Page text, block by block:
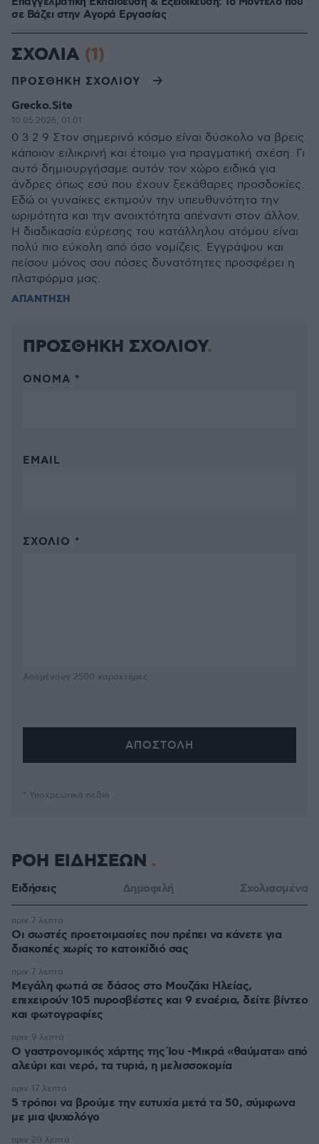
σε Bάζει στην Aγορά Eργασίας
ΣΧΟΛΙΑ (1)
ΠΡΟΣΘΗΚΗ ΣΧΟΛΙΟΥ
Grecko.Site
10.05.2026, 01:01
0 3 2 9 Στον σημερινό κόσμο είναι δύσκολο να βρεις
κάποιον ειλικρινή και έτοιμο για πραγματική σχέση. Γι
αυτό δημιουργήσαμε αυτόν τον χώρο ειδικά για
άνδρες όπως εσύ που έχουν ξεκάθαρες προσδοκίες.
Εδώ οι γυναίκες εκτιμούν την υπευθυνότητα την
ωριμότητα και την ανοιχτότητα απέναντι στον άλλον.
Η διαδικασία εύρεσης του κατάλληλου ατόμου είναι
πολύ πιο εύκολη από όσο νομίζεις. Εγγράψου και
πείσου μόνος σου πόσες δυνατότητες προσφέρει η
πλατφόρμα μας.
ΑΠΑΝΤΗΣΗ
ΠΡΟΣΘΗΚΗ ΣΧΟΛΙΟΥ
ΌΝΟΜΑ *
EMAIL
ΣΧΌΛΙΟ *
Απομένουν 2500 χαρακτήρες
* Υποχρεωτικά πεδία
ΡΟΗ ΕΙΔΗΣΕΩΝ
Ειδήσεις Δημοφιλή Σχολιασμένα
Οι σωστές προετοιμασίες που πρέπει να κάνετε για
διακοπές χωρίς το κατοικίδιό σας
πριν 7 λεπτά
Μεγάλη φωτιά σε δάσος στο Μουζάκι Ηλείας,
επιχειρούν 105 πυροσβέστες και 9 εναέρια, δείτε βίντεο
και φωτογραφίες
πριν 7 λεπτά
Ο γαστρονομικός χάρτης της Ίου -Μικρά «θαύματα» από
αλεύρι και νερό, τα τυριά, η μελισσοκομία
πριν 9 λεπτά
5 τρόποι να βρούμε την ευτυχία μετά τα 50, σύμφωνα
με μια ψυχολόγο
πριν 17 λεπτά
πριν 20 λεπτά